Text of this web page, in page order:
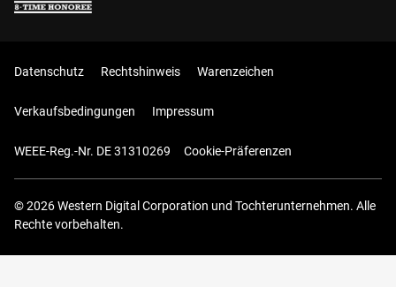
Datenschutz Rechtshinweis Warenzeichen
Verkaufsbedingungen Impressum
WEEE-Reg.-Nr. DE 31310269 Cookie-Präferenzen
© 2026 Western Digital Corporation und Tochterunternehmen. Alle
Rechte vorbehalten.